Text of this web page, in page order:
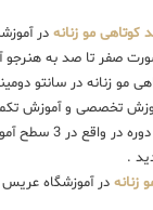
مو زنانه در
صفر تا صد به
مو زنانه در سانتو
تخصصی و آموزش
متقاضیان با شرکت
.
زنانه در آموزشگاه عریس